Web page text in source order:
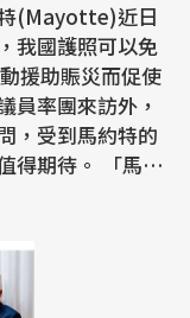
(Mayotte)近日
我國護照可以免
援助賑災而促使
員率團來訪外，
，受到馬約特的
。 「馬約